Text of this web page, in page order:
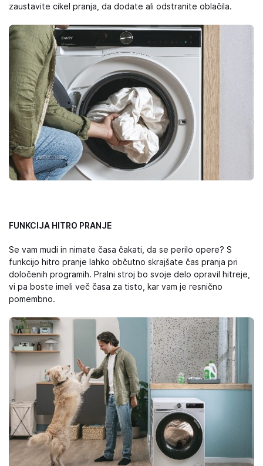
zaustavite cikel pranja, da dodate ali odstranite oblačila.
FUNKCIJA HITRO PRANJE
Se vam mudi in nimate časa čakati, da se perilo opere? S
funkcijo hitro pranje lahko občutno skrajšate čas pranja pri
določenih programih. Pralni stroj bo svoje delo opravil hitreje,
vi pa boste imeli več časa za tisto, kar vam je resnično
pomembno.